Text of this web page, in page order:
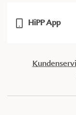
HiPP App